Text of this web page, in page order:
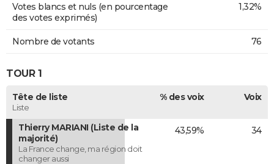
Votes blancs et nuls (en pourcentage
des votes exprimés)
1,32%
Nombre de votants 76
TOUR 1
Tête de liste
Liste
% des voix Voix
Thierry MARIANI (Liste de la
majorité)
La France change, ma région doit
changer aussi
43,59% 34